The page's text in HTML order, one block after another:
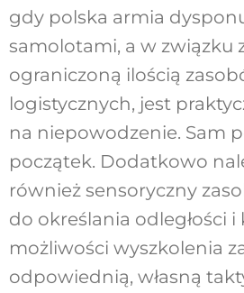
gdy polska armia
samolotami, a w związku
ograniczoną ilością
logistycznych, jest
na niepowodzenie. Sam
początek. Dodatkowo
również sensoryczny
do określania odległości i
możliwości wyszkolenia
odpowiednią, własną